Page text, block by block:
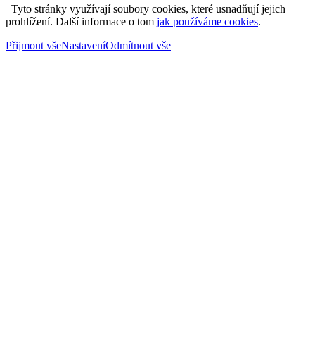
Tyto stránky využívají soubory cookies, které usnadňují jejich
prohlížení. Další informace o tom jak používáme cookies.
Přijmout všeNastaveníOdmítnout vše